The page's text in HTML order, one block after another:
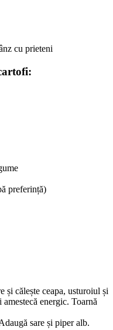
cu prieteni
preferință)
și călește ceapa, usturoiul și
energic. Toarnă
sare și piper alb.